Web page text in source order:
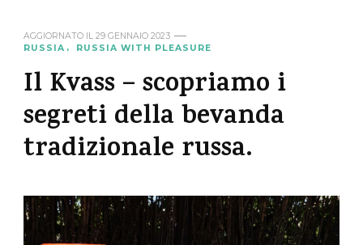
AGGIORNATO IL 29 GENNAIO 2023
RUSSIA
RUSSIA WITH PLEASURE
Il Kvass – scopriamo i
segreti della bevanda
tradizionale russa.